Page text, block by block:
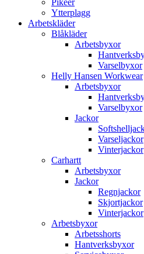
Pikéer
Ytterplagg
Arbetskläder
Blåkläder
Arbetsbyxor
Varselbyxor
Helly Hansen Workwear
Arbetsbyxor
Varselbyxor
Jackor
Varseljackor
Vinterjackor
Carhartt
Arbetsbyxor
Jackor
Regnjackor
Skjortjackor
Vinterjackor
Arbetsbyxor
Arbetsshorts
Hantverksbyxor